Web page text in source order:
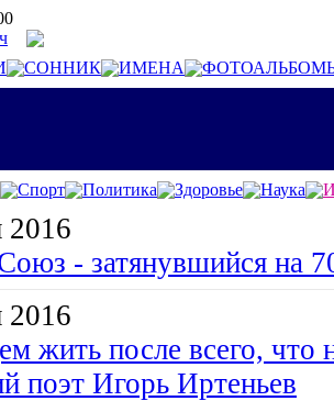
СОННИК ИМЕНА
Спорт Политика Здоровье Наука
2016
- затянувшийся на
2016
жить после всего, что
поэт Игорь Иртеньев